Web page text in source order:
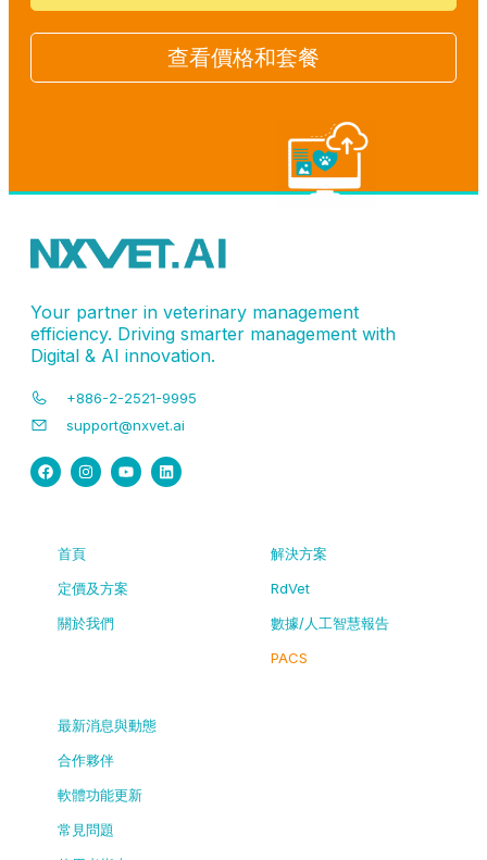
查看價格和套餐
Your partner in veterinary management
efficiency. Driving smarter management with
Digital & AI innovation.
+886-2-2521-9995
support@nxvet.ai
首頁
定價及方案
關於我們
解決方案
RdVet
數據/人工智慧報告
PACS
最新消息與動態
合作夥伴
軟體功能更新
常見問題